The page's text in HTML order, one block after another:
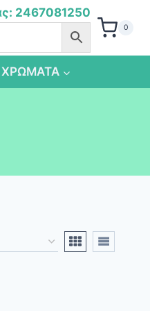
2467081250
0
ΧΡΩΜΑΤΑ